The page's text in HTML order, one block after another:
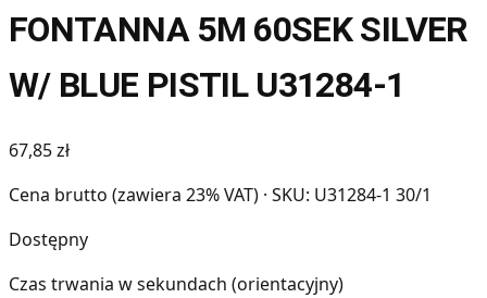
FONTANNA 5M 60SEK SILVER
W/ BLUE PISTIL U31284-1
67,85 zł
Cena brutto (zawiera 23% VAT) · SKU: U31284-1 30/1
Dostępny
Czas trwania w sekundach (orientacyjny)